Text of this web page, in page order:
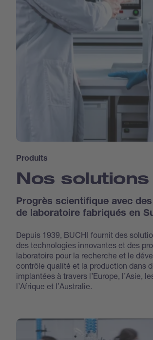
Produits
Nos solutions
Progrès scientifique avec
de laboratoire fabriqués en
Depuis 1939, BUCHI fournit des
des technologies innovantes et des
laboratoire pour la recherche et le
contrôle qualité et la production dans
implantées à travers l’Europe, l’Asie,
l’Afrique et l’Australie.